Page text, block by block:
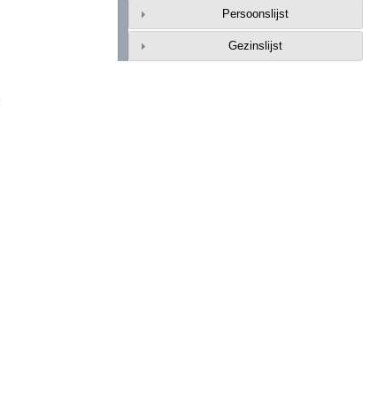
Persoonslijst
Gezinslijst